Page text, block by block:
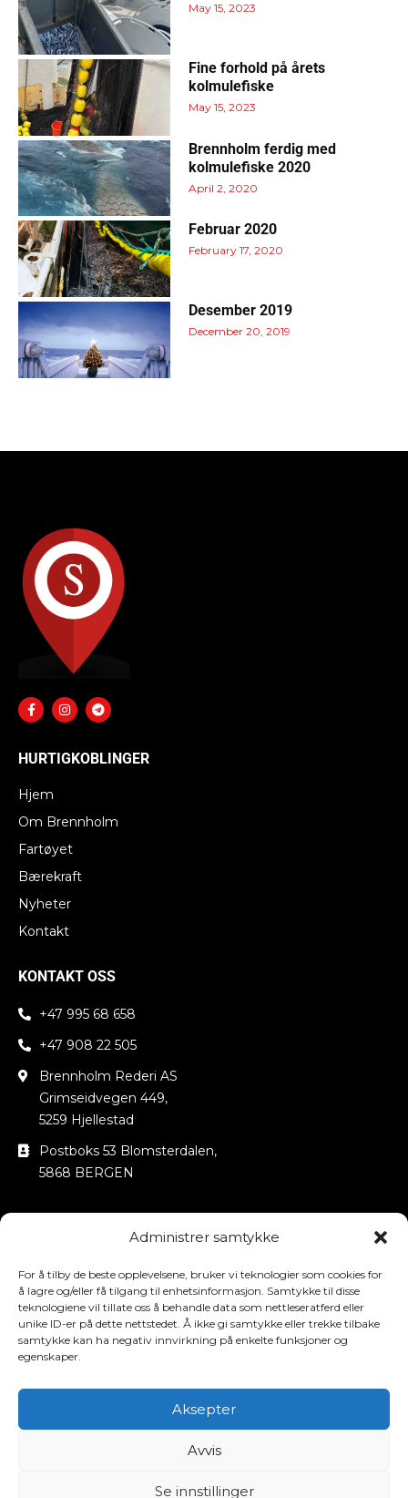
Administrer samtykke
For å tilby de beste opplevelsene, bruker vi teknologier som cookies for
å lagre og/eller få tilgang til enhetsinformasjon. Samtykke til disse
teknologiene vil tillate oss å behandle data som nettleseratferd eller
unike ID-er på dette nettstedet. Å ikke gi samtykke eller trekke tilbake
samtykke kan ha negativ innvirkning på enkelte funksjoner og
egenskaper.
Aksepter
Avvis
Se innstillinger
May 15, 2023
Fine forhold på årets
kolmulefiske
May 15, 2023
Brennholm ferdig med
kolmulefiske 2020
April 2, 2020
Februar 2020
February 17, 2020
Desember 2019
December 20, 2019
F
a
c
b
o
k
-
f
I
n
s
a
g
T
e
l
g
r
HURTIGKOBLINGER
Hjem
Om Brennholm
Fartøyet
Bærekraft
Nyheter
Kontakt
KONTAKT OSS
+47 995 68 658
+47 908 22 505
Brennholm Rederi AS
Grimseidvegen 449,
5259 Hjellestad
Postboks 53 Blomsterdalen,
5868 BERGEN
Email
© OPPHAVSRETT 2025 BRENNHOM REDERI AS. ALLE